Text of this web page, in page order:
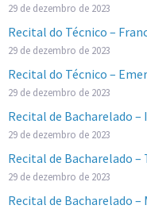
29 de dezembro de 2023
Recital do Técnico –
29 de dezembro de 2023
Recital do Técnico –
29 de dezembro de 2023
Recital de Bacharelado –
29 de dezembro de 2023
Recital de Bacharelado –
29 de dezembro de 2023
Recital de Bacharelado –